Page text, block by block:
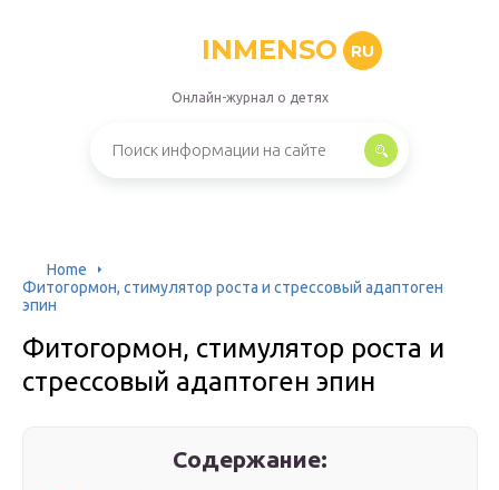
INMENSO RU
Онлайн-журнал о детях
Home
Фитогормон, стимулятор роста и стрессовый адаптоген
эпин
Фитогормон, стимулятор роста и
стрессовый адаптоген эпин
Содержание: